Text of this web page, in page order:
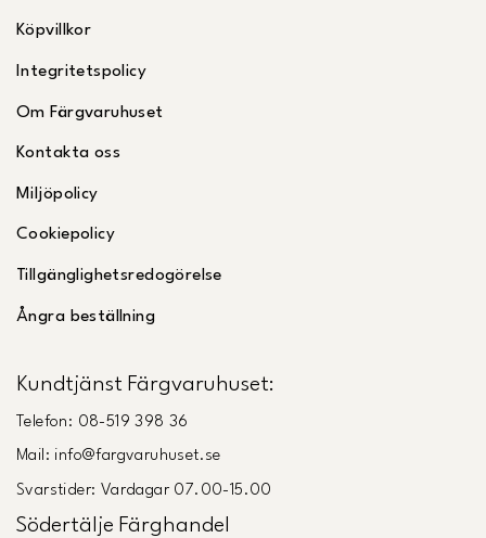
Köpvillkor
Integritetspolicy
Om Färgvaruhuset
Kontakta oss
Miljöpolicy
Cookiepolicy
Tillgänglighetsredogörelse
Ångra beställning
Kundtjänst Färgvaruhuset:
Telefon: 08-519 398 36
Mail: info@fargvaruhuset.se
Svarstider: Vardagar 07.00-15.00
Södertälje Färghandel